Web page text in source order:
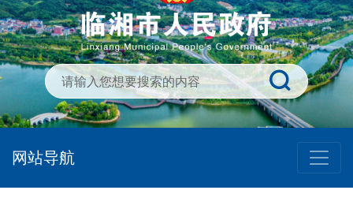
网站导航